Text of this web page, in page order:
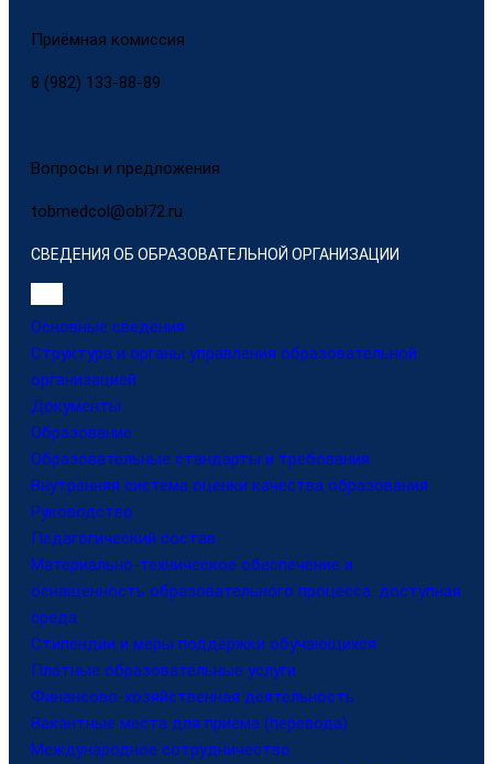
Приёмная комиссия
8 (982) 133-88-89
Вопросы и предложения
tobmedcol@obl72.ru
СВЕДЕНИЯ ОБ ОБРАЗОВАТЕЛЬНОЙ ОРГАНИЗАЦИИ
Основные сведения
Структура и органы управления образовательной
организацией
Документы
Образование
Образовательные стандарты и требования
Внутренняя система оценки качества образования
Руководство
Педагогический состав
Материально-техническое обеспечение и
оснащенность образовательного процесса. доступная
среда
Стипендии и меры поддержки обучающихся
Платные образовательные услуги
Финансово-хозяйственная деятельность
Вакантные места для приема (перевода)
Международное сотрудничество